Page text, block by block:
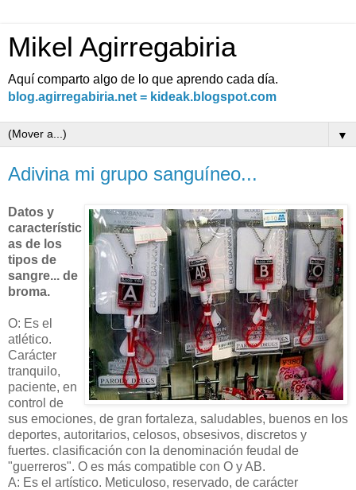
Mikel Agirregabiria
Aquí comparto algo de lo que aprendo cada día.
blog.agirregabiria.net = kideak.blogspot.com
▼
Adivina mi grupo sanguíneo...
Datos y
característic
as de los
tipos de
sangre... de
broma.
O: Es el
atlético.
Carácter
tranquilo,
paciente, en
control de
sus emociones, de gran fortaleza, saludables, buenos en los
deportes, autoritarios, celosos, obsesivos, discretos y
fuertes. clasificación con la denominación feudal de
"guerreros". O es más compatible con O y AB.
A: Es el artístico. Meticuloso, reservado, de carácter